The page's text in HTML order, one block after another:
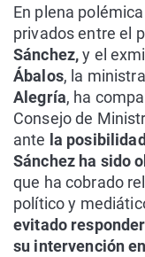
En plena
privados entre el
Sánchez,y el
Ábalos, la
Alegría, ha
Consejo de
ante la
Sánchez ha sido
que ha cobrado
político y
evitado
su intervención